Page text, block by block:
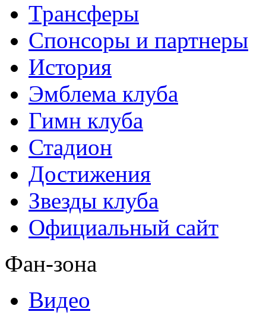
Трансферы
Спонсоры и партнеры
История
Эмблема клуба
Гимн клуба
Стадион
Достижения
Звезды клуба
Официальный сайт
Фан-зона
Видео